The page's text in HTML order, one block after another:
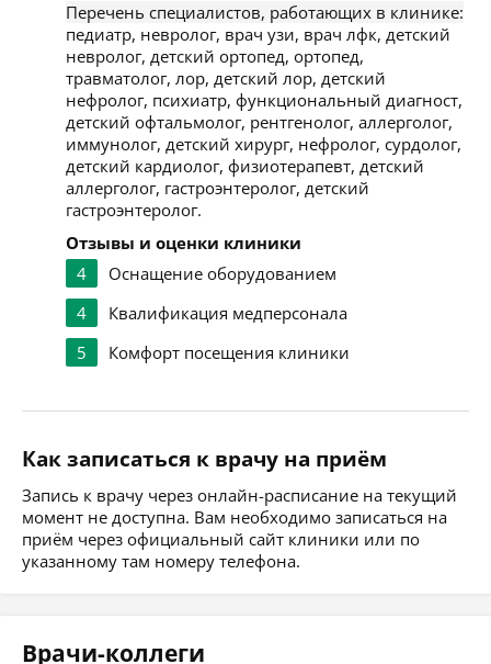
Перечень специалистов, работающих в клинике:
педиатр, невролог, врач узи, врач лфк, детский
невролог, детский ортопед, ортопед,
травматолог, лор, детский лор, детский
нефролог, психиатр, функциональный диагност,
детский офтальмолог, рентгенолог, аллерголог,
иммунолог, детский хирург, нефролог, сурдолог,
детский кардиолог, физиотерапевт, детский
аллерголог, гастроэнтеролог, детский
гастроэнтеролог.
Отзывы и оценки клиники
4
Оснащение оборудованием
4
Квалификация медперсонала
5
Комфорт посещения клиники
Как записаться к врачу на приём
Запись к врачу через онлайн-расписание на текущий
момент не доступна. Вам необходимо записаться на
приём через официальный сайт клиники или по
указанному там номеру телефона.
Врачи-коллеги